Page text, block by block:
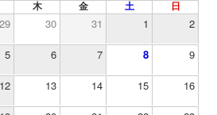
木 金 土 日
29 30 31 1 2
5 6 7 8 9
12 13 14 15 16